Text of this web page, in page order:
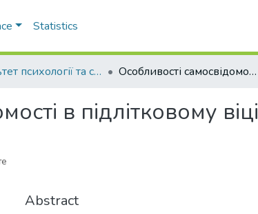
Statistics
Факультет психології та соціальної роботи Особливості самосвідомості в підлітковому віці
в підлітковому віці
Abstract